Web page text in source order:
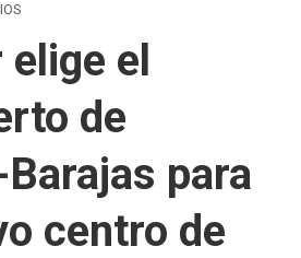
el
de
para
centro de